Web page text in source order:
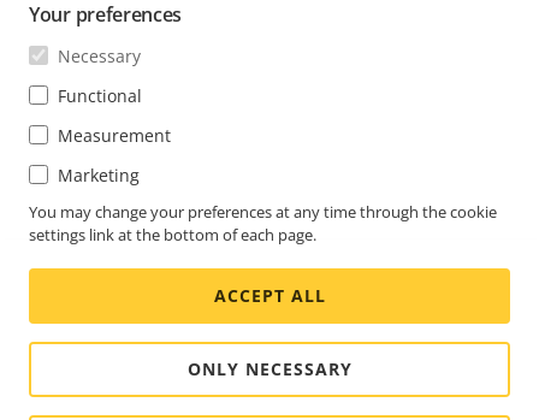
Contattaci
Experience Center
NOVITÀ E STORIE
Casi di successo dei clienti
Life at Axis
Engineering at Axis
ISCRIVITI
Iscriviti alla newsletter
Iscriviti alle e-mail di notifica di sicurezza di Axis
ITALY / ITALIANO SALA STAMPA
Social
Media
Menu
Facebook
Linkedin
Youtube
X
(Twitter)
Instagram
Cookie settings Note legali (Imprint)
Your preferences
Necessary
Functional
Measurement
Marketing
You may change your preferences at any time through the cookie
settings link at the bottom of each page.
ACCEPT ALL
ONLY NECESSARY